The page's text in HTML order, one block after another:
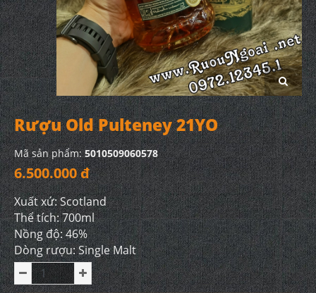
Rượu Old Pulteney 21YO
Mã sản phẩm:5010509060578
6.500.000 đ
Xuất xứ: Scotland
Thể tích: 700ml
Nồng độ: 46%
Dòng rượu: Single Malt